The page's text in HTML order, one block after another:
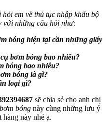
em về thủ tục nhập khẩu bộ
với những câu hỏi như:
bóng hiện tại cần những giấy
bơm bóng bao nhiêu?
bóng bao nhiêu?
bóng là gì?
loại gì?
sẽ chia sẻ cho anh chị
bóng này cùng những lưu ý
này nhé ạ.